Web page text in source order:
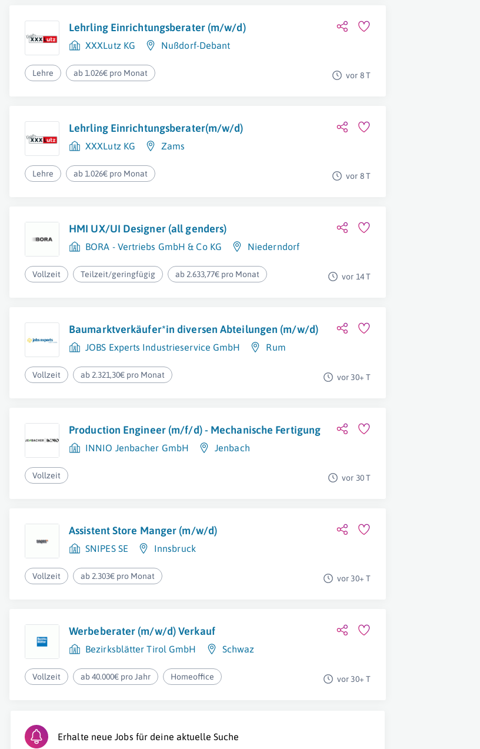
Lehrling Einrichtungsberater (m/w/d)
XXXLutz KG Nußdorf-Debant
Lehre ab 1.026€ pro Monat vor 8 T
Lehrling Einrichtungsberater(m/w/d)
XXXLutz KG Zams
Lehre ab 1.026€ pro Monat vor 8 T
HMI UX/UI Designer (all genders)
BORA - Vertriebs GmbH & Co KG Niederndorf
Vollzeit Teilzeit/geringfügig ab 2.633,77€ pro Monat vor 14 T
Baumarktverkäufer*in diversen Abteilungen (m/w/d)
JOBS Experts Industrieservice GmbH Rum
Vollzeit ab 2.321,30€ pro Monat vor 30+ T
Production Engineer (m/f/d) - Mechanische Fertigung
INNIO Jenbacher GmbH Jenbach
Vollzeit vor 30 T
Assistent Store Manger (m/w/d)
SNIPES SE Innsbruck
Vollzeit ab 2.303€ pro Monat vor 30+ T
Werbeberater (m/w/d) Verkauf
Bezirksblätter Tirol GmbH Schwaz
Vollzeit ab 40.000€ pro Jahr Homeoffice vor 30+ T
Erhalte neue Jobs für deine aktuelle Suche